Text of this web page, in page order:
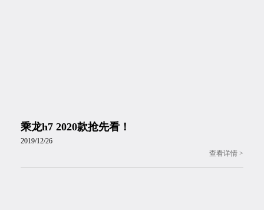
乘龙h7 2020款抢先看！
2019/12/26